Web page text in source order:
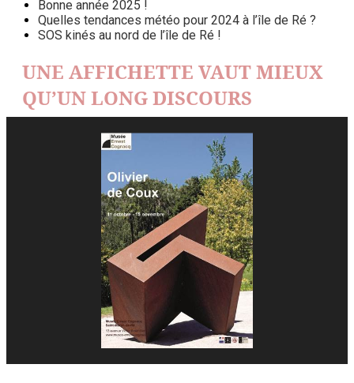
Bonne année 2025 !
Quelles tendances météo pour 2024 à l’île de Ré ?
SOS kinés au nord de l’île de Ré !
UNE AFFICHETTE VAUT MIEUX
QU’UN LONG DISCOURS